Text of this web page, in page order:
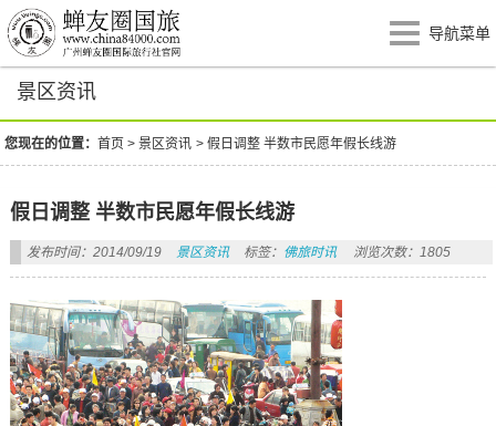
导航菜单
景区资讯
您现在的位置：首页 >景区资讯 >假日调整 半数市民愿年假长线游
假日调整 半数市民愿年假长线游
发布时间：2014/09/19 景区资讯 标签： 佛旅时讯 浏览次数：1805